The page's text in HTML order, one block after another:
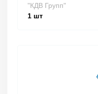
"КДВ Групп"
1 шт